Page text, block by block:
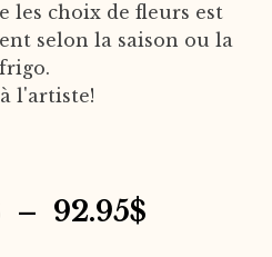
les choix de fleurs est
selon la saison ou la
l'artiste!
– 92.95$Plage